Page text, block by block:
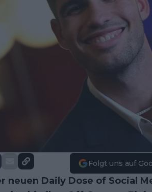
Folgt uns auf
neuen Daily Dose of Social